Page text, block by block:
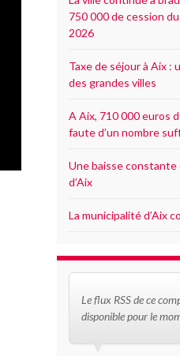
750 000 de cession
2026
Taxe de séjour à Aix
des grandes villes
A Aix, 710 000 euros
faute d’un nombre
Une baisse constante
d’Aix
La municipalité d’Aix
Le flux RSS de ce
disponible pour le